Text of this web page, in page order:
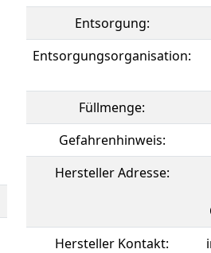
Entsorgung:
Entsorgungsorganisation:
Füllmenge:
Gefahrenhinweis:
Hersteller Adresse:
Hersteller Kontakt: